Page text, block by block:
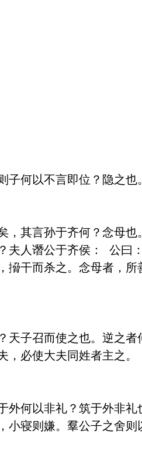
何以不言即位？隐之也
其言孙于齐何？念母
夫人谮公于齐侯： 公曰
搚干而杀之。念母者，
子召而使之也。逆之
必使大夫同姓者主之。
何以非礼？筑于外非
寝则嫌。羣公子之舍则